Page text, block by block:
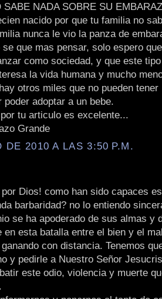
SABE NADA SOBRE SU
nacido por que tu familia no
nunca le vio la panza de
se que mas pensar, solo espero
como sociedad, y que este
la vida humana y mucho
otros miles que no pueden
poder adoptar a un bebe.
tu articulo es excelente...
Grande
DE 2010 A LAS 3:50 P.M.
Dios! como han sido capaces
barbaridad? no lo entiendo
se ha apoderado de sus almas y
en esta batalla entre el bien y el
con distancia. Tenemos
y pedirle a Nuestro Señor
este odio, violencia y muerte